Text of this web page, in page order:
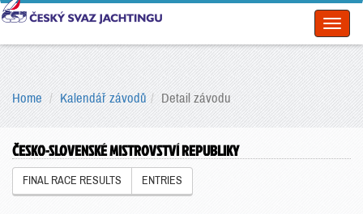
Home Kalendář závodů Detail závodu
ČESKO-SLOVENSKÉ MISTROVSTVÍ REPUBLIKY
FINAL RACE RESULTS ENTRIES